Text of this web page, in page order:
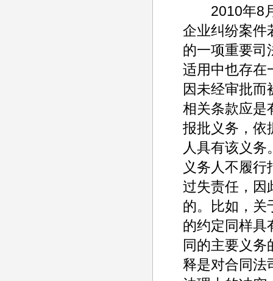
2010年8月
企业纠纷案件
的一项重要司
适用中也存在
因未经审批而
相关条款应是
报批义务，依
人具有该义
义务人不履
过失责任，因
的。比如，关
的约定同样具
同的主要义务
释是对合同法